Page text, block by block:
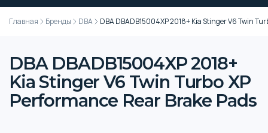
Главная Бренды DBA DBA DBADB15004XP 2018+ Kia Stinger V6 Twin
DBA DBADB15004XP 2018+
Kia Stinger V6 Twin Turbo XP
Performance Rear Brake Pads